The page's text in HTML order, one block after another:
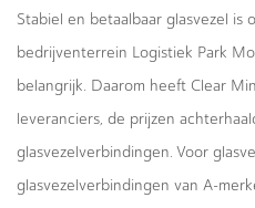
Stabiel en betaalbaar glasvezel
bedrijventerrein Logistiek Park
belangrijk. Daarom heeft Clear
leveranciers, de prijzen
glasvezelverbindingen. Voor
glasvezelverbindingen van A-